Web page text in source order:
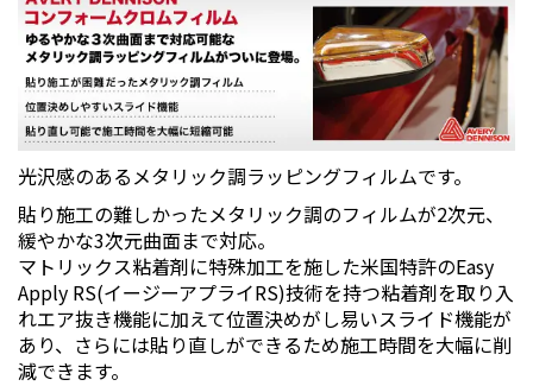
光沢感のあるメタリック調ラッピングフィルムです。
貼り施工の難しかったメタリック調のフィルムが2次元、
緩やかな3次元曲面まで対応。
マトリックス粘着剤に特殊加工を施した米国特許のEasy
Apply RS(イージーアプライRS)技術を持つ粘着剤を取り入
れエア抜き機能に加えて位置決めがし易いスライド機能が
あり、さらには貼り直しができるため施工時間を大幅に削
減できます。